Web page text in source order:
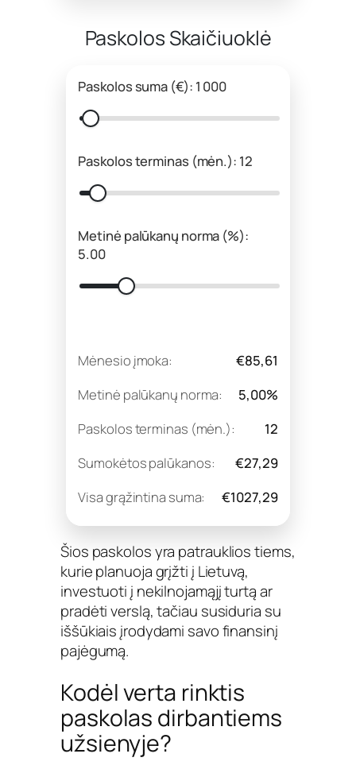
Paskolos Skaičiuoklė
Paskolos suma (€): 1 000
Paskolos terminas (mėn.): 12
Metinė palūkanų norma (%):
5.00
Mėnesio įmoka:
€85,61
Metinė palūkanų norma:
5,00%
Paskolos terminas (mėn.):
12
Sumokėtos palūkanos:
€27,29
Visa grąžintina suma:
€1027,29
Šios paskolos yra patrauklios tiems,
kurie planuoja grįžti į Lietuvą,
investuoti į nekilnojamąjį turtą ar
pradėti verslą, tačiau susiduria su
iššūkiais įrodydami savo finansinį
pajėgumą.
Kodėl verta rinktis
paskolas dirbantiems
užsienyje?